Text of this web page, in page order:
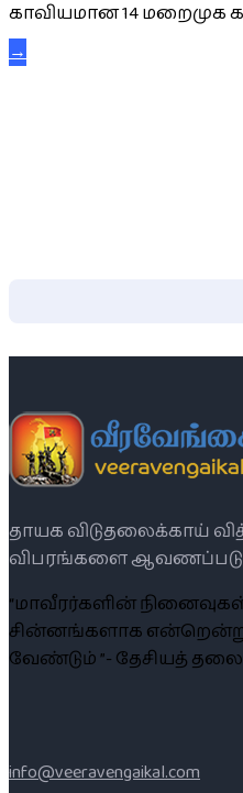
காவியமான 14 மறைமுக
→
தாயக விடுதலைக்காய்
விபரங்களை
“மாவீரர்களின்
சின்னங்களாக
வேண்டும் ”- தேசியத்
info@veeravengaikal.com